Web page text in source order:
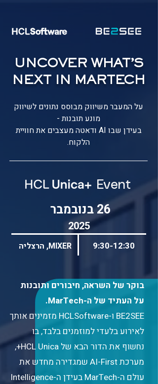
UNCOVER WHAT’S
NEXT IN MARTECH
על המעבר משיווק מבוסס נתונים לשיווק
מונע תובנות -
בעידן שבו AI ודאטה מעצבים את חוויית
הלקוח.
Event
26 בנובמבר
2025
MIXER, הרצליה 9:30-12:30
בוקר של השראה, חיבורים ותובנות
על העתיד של ה-MarTech.
BE2SEE ו-HCLSoftware מזמינים אותך
לאירוע בלעדי למוזמנים בלבד, בו
נחשוף את הדור הבא של HCL Unica+,
מערכת AI-First שמגדירה מחדש את
עולם ה-MarTech בעידן ה-Intelligence